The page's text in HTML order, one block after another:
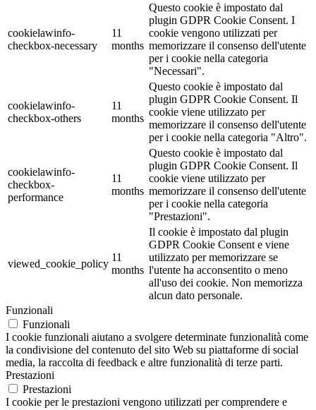
cookielawinfo-
checkbox-necessary
11
months
Questo cookie è impostato dal
plugin GDPR Cookie Consent. I
cookie vengono utilizzati per
memorizzare il consenso dell'utente
per i cookie nella categoria
"Necessari".
cookielawinfo-
checkbox-others
11
months
Questo cookie è impostato dal
plugin GDPR Cookie Consent. Il
cookie viene utilizzato per
memorizzare il consenso dell'utente
per i cookie nella categoria "Altro".
cookielawinfo-
checkbox-
performance
11
months
Questo cookie è impostato dal
plugin GDPR Cookie Consent. Il
cookie viene utilizzato per
memorizzare il consenso dell'utente
per i cookie nella categoria
"Prestazioni".
viewed_cookie_policy
11
months
Il cookie è impostato dal plugin
GDPR Cookie Consent e viene
utilizzato per memorizzare se
l'utente ha acconsentito o meno
all'uso dei cookie. Non memorizza
alcun dato personale.
Funzionali
Funzionali
I cookie funzionali aiutano a svolgere determinate funzionalità come
la condivisione del contenuto del sito Web su piattaforme di social
media, la raccolta di feedback e altre funzionalità di terze parti.
Prestazioni
Prestazioni
I cookie per le prestazioni vengono utilizzati per comprendere e